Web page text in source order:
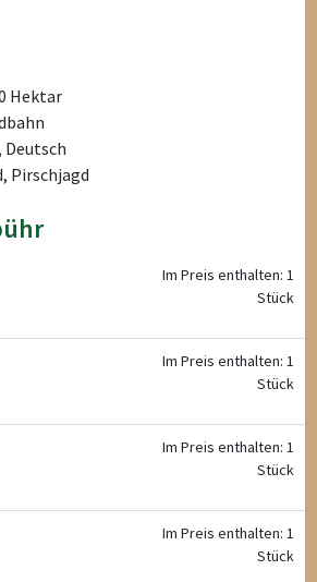
Hektar
Deutsch
Pirschjagd
Im Preis enthalten: 1
Stück
Im Preis enthalten: 1
Stück
Im Preis enthalten: 1
Stück
Im Preis enthalten: 1
Stück